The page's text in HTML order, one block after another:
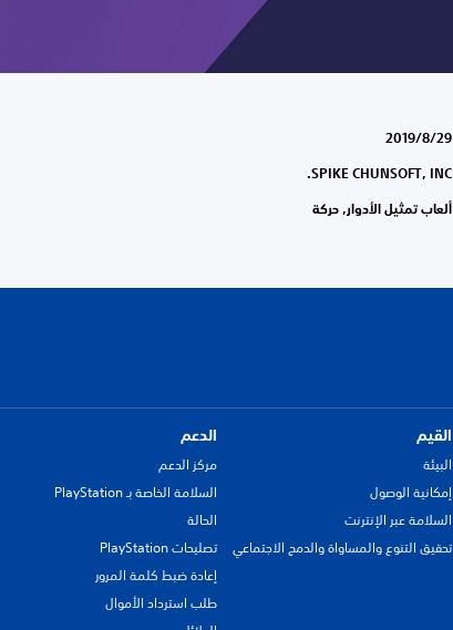
29‏/8‏/2019
SPIKE CHUNSOFT, INC.
ألعاب تمثيل الأدوار, حركة
القيم
البيئة
إمكانية الوصول
السلامة عبر الإنترنت
تحقيق التنوع والمساواة والدمج الاجتماعي
الدعم
مركز الدعم
السلامة الخاصة بـ PlayStation
الحالة
تصليحات PlayStation
إعادة ضبط كلمة المرور
طلب استرداد الأموال